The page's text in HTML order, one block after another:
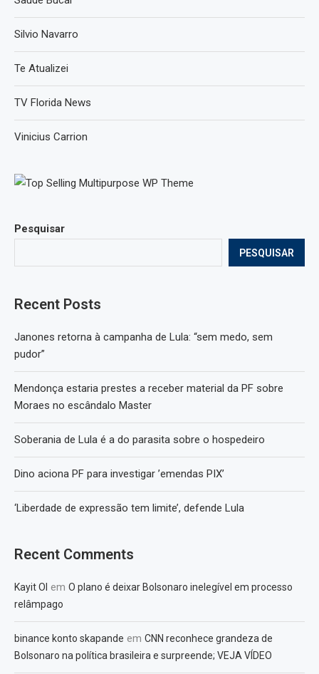
Pesquisar
PESQUISAR
Recent Posts
Janones retorna à campanha de Lula: “sem medo, sem
pudor”
Mendonça estaria prestes a receber material da PF sobre
Moraes no escândalo Master
Soberania de Lula é a do parasita sobre o hospedeiro
Dino aciona PF para investigar ’emendas PIX’
‘Liberdade de expressão tem limite’, defende Lula
Recent Comments
Kayit Ol em O plano é deixar Bolsonaro inelegível em processo
relâmpago
binance konto skapande em CNN reconhece grandeza de
Bolsonaro na política brasileira e surpreende; VEJA VÍDEO
Silvio Navarro
Te Atualizei
TV Florida News
Vinicius Carrion